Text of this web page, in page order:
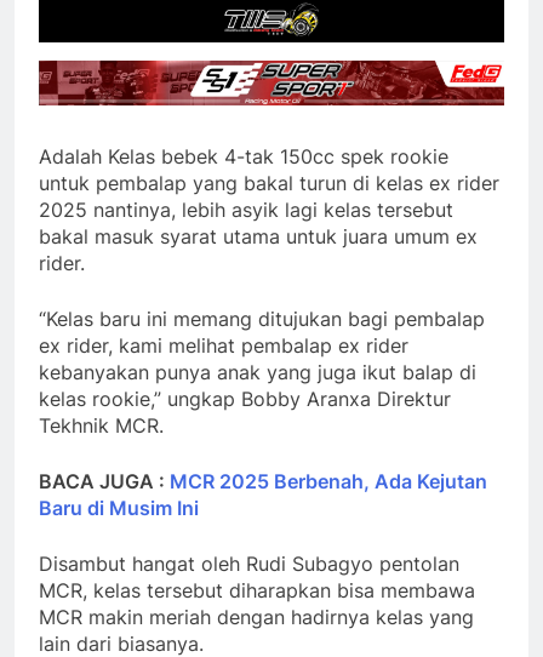
Adalah Kelas bebek 4-tak 150cc spek rookie
untuk pembalap yang bakal turun di kelas ex rider
2025 nantinya, lebih asyik lagi kelas tersebut
bakal masuk syarat utama untuk juara umum ex
rider.
“Kelas baru ini memang ditujukan bagi pembalap
ex rider, kami melihat pembalap ex rider
kebanyakan punya anak yang juga ikut balap di
kelas rookie,” ungkap Bobby Aranxa Direktur
Tekhnik MCR.
BACA JUGA : MCR 2025 Berbenah, Ada Kejutan
Baru di Musim Ini
Disambut hangat oleh Rudi Subagyo pentolan
MCR, kelas tersebut diharapkan bisa membawa
MCR makin meriah dengan hadirnya kelas yang
lain dari biasanya.